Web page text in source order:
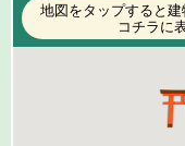
地図をタップすると
コチラに